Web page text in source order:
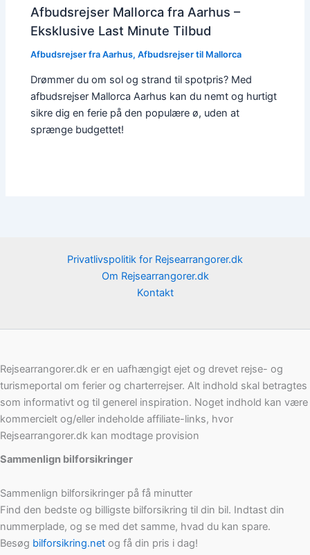
Afbudsrejser Mallorca fra Aarhus –
Eksklusive Last Minute Tilbud
Afbudsrejser fra Aarhus,Afbudsrejser til Mallorca
Drømmer du om sol og strand til spotpris? Med
afbudsrejser Mallorca Aarhus kan du nemt og hurtigt
sikre dig en ferie på den populære ø, uden at
sprænge budgettet!
Privatlivspolitik for Rejsearrangorer.dk
Om Rejsearrangorer.dk
Kontakt
Rejsearrangorer.dk er en uafhængigt ejet og drevet rejse- og
turismeportal om ferier og charterrejser. Alt indhold skal betragtes
som informativt og til generel inspiration. Noget indhold kan være
kommercielt og/eller indeholde affiliate-links, hvor
Rejsearrangorer.dk kan modtage provision
Sammenlign bilforsikringer
Sammenlign bilforsikringer på få minutter
Find den bedste og billigste bilforsikring til din bil. Indtast din
nummerplade, og se med det samme, hvad du kan spare.
Besøg bilforsikring.net og få din pris i dag!